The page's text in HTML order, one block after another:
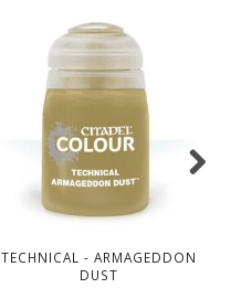
TECHNICAL - ARMAGEDDON
DUST